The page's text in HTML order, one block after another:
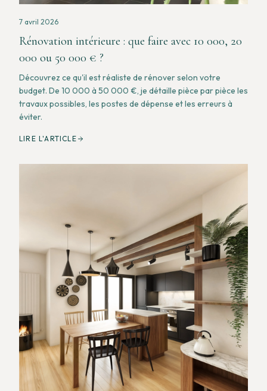
7 avril 2026
Rénovation intérieure : que faire avec 10 000, 20
000 ou 50 000 € ?
Découvrez ce qu'il est réaliste de rénover selon votre
budget. De 10 000 à 50 000 €, je détaille pièce par pièce les
travaux possibles, les postes de dépense et les erreurs à
éviter.
LIRE L'ARTICLE